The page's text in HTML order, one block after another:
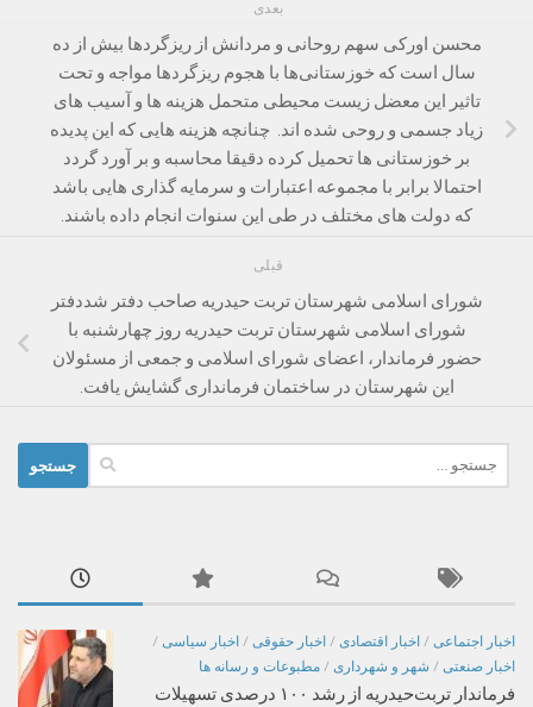
بعدی
محسن اورکى سهم روحانى و مردانش از ریزگردها بیش از ده
سال است که خوزستانى‌ها با هجوم ریزگردها مواجه و تحت
تاثیر این معضل زیست محیطى متحمل هزینه ها و آسیب هاى
زیاد جسمى و روحى شده اند. چنانچه هزینه هایى که این پدیده
بر خوزستانى ها تحمیل کرده دقیقا محاسبه و بر آورد گردد
احتمالا برابر با مجموعه اعتبارات و سرمایه گذارى هایى باشد
که دولت هاى مختلف در طى این سنوات انجام داده باشند.
قبلی
شورای اسلامی شهرستان تربت حیدریه صاحب دفتر شددفتر
شورای اسلامی شهرستان تربت حیدریه روز چهارشنبه با
حضور فرماندار، اعضای شورای اسلامی و جمعی از مسئولان
این شهرستان در ساختمان فرمانداری گشایش یافت.
برای:
اخبار اجتماعی / اخبار اقتصادی / اخبار حقوقی / اخبار سیاسی /
اخبار صنعتی / شهر و شهرداری / مطبوعات و رسانه ها
فرماندار تربت‌حیدریه از رشد ۱۰۰ درصدی تسهیلات